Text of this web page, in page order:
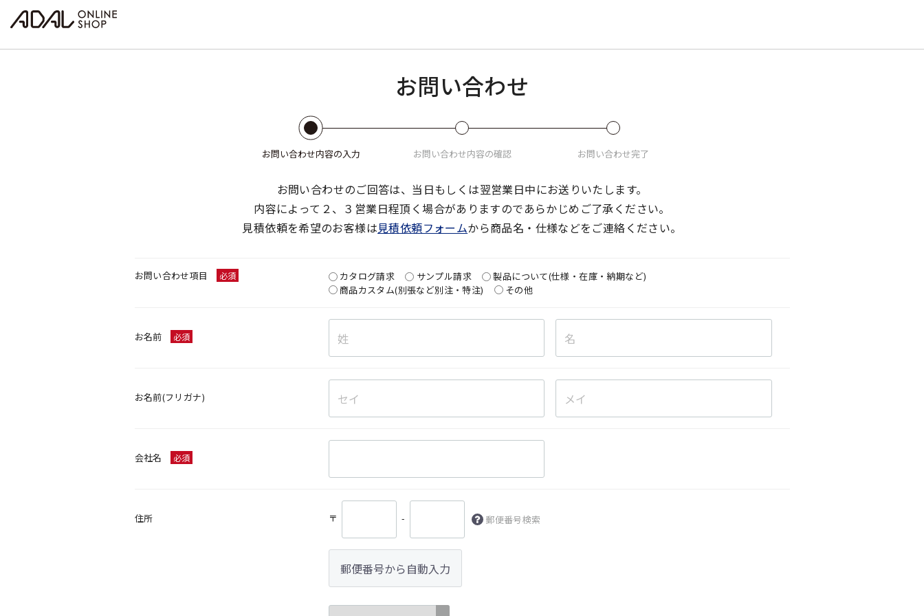
お問い合わせ
お問い合わせ内容の入力 お問い合わせ内容の確認 お問い合わせ完了
お問い合わせのご回答は、当日もしくは翌営業日中にお送りいたします。
内容によって２、３営業日程頂く場合がありますのであらかじめご了承ください。
見積依頼を希望のお客様は見積依頼フォームから商品名・仕様などをご連絡ください。
お問い合わせ項目 必須 カタログ請求 サンプル請求
製品について(仕様・在庫・納期など)
商品カスタム(別張など別注・特注)
その他
お名前 必須
お名前(フリガナ)
会社名 必須
住所 〒 - 郵便番号検索
郵便番号から自動入力